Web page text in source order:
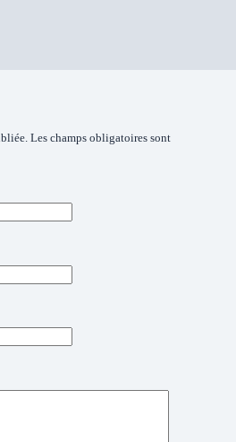
Les champs obligatoires sont